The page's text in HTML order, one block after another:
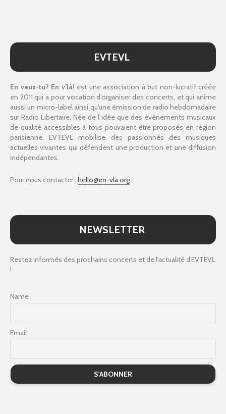
EVTEVL
En veux-tu? En v’là! est une association à but non-lucratif créée
en 2011 qui a pour vocation d’organiser des concerts, et qui anime
aussi un micro-label ainsi qu'une émission de radio hebdomadaire
sur Radio Libertaire. Née de l’idée que des évènements musicaux
de qualité accessibles à tous pouvaient être proposés en région
parisienne, EVTEVL mobilise des passionnés des musiques
actuelles vivantes qui défendent une production et une diffusion
indépendantes.
Pour nous contacter : hello@en-vla.org
NEWSLETTER
Restez informés des prochains concerts et de l'actualité d'EVTEVL
!
Name
Email